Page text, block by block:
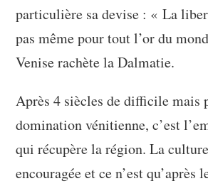
particulière sa devise : « La
pas même pour tout l’or du
Venise rachète la Dalmatie.
Après 4 siècles de difficile mais
domination vénitienne, c’est
qui récupère la région. La
encouragée et ce n’est qu’après